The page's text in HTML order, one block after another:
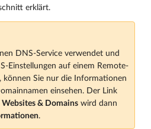
erklärt.
DNS-Service verwendet und
Einstellungen auf einem Remote-
können Sie nur die Informationen
einsehen. Der Link
Websites & Domains wird dann
.